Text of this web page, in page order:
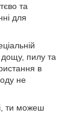
та
для
дощу, пилу та
в
не
ти можеш